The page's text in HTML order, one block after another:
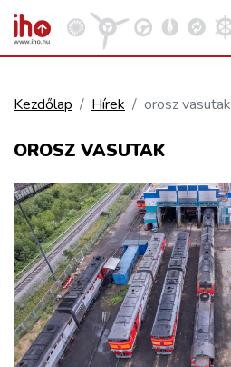
KÖZÚT
REPÜLÉS
KÖZLEKEDÉSFEJLESZTÉS
ELLÁTÁSI LÁNC
Kezdőlap Hírek orosz vasutak
OROSZ VASUTAK